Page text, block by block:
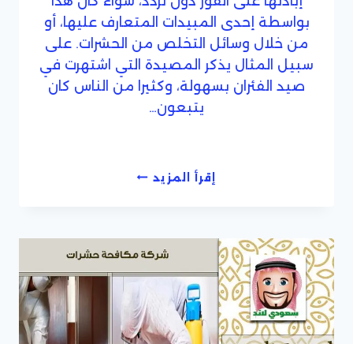
بواسطة إحدى المبيدات المتعارف عليها، أو
من خلال وسائل التخلص من الحشرات. على
سبيل المثال يذكر المصيدة التي اشتهرت في
صيد الفئران بسهولة، وكثيرا من الناس كان
يتبعون…
إقرأ المزيدشركة